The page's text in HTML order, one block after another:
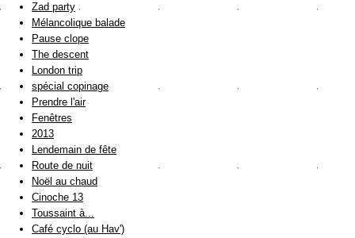
Zad party
Mélancolique balade
Pause clope
The descent
London trip
spécial copinage
Prendre l'air
Fenêtres
2013
Lendemain de fête
Route de nuit
Noël au chaud
Cinoche 13
Toussaint à...
Café cyclo (au Hav')